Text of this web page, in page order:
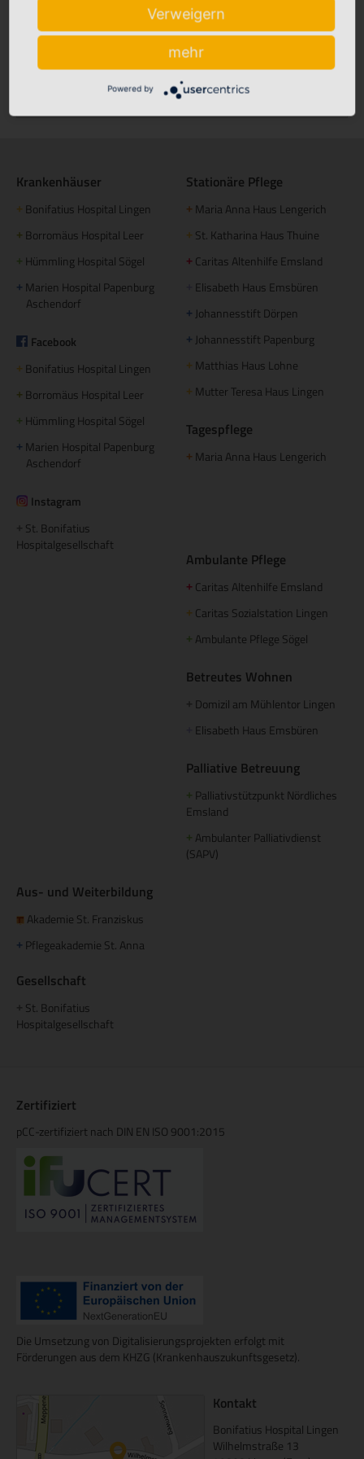
Babyalbum
Klinikfinder
Krankenhäuser
+ Bonifatius Hospital Lingen
+ Borromäus Hospital Leer
+ Hümmling Hospital Sögel
+ Marien Hospital Papenburg
Aschendorf
Facebook
+ Bonifatius Hospital Lingen
+ Borromäus Hospital Leer
+ Hümmling Hospital Sögel
+ Marien Hospital Papenburg
Aschendorf
Instagram
St. Bonifatius
Hospitalgesellschaft
Stationäre Pflege
+ Maria Anna Haus Lengerich
+ St. Katharina Haus Thuine
+ Caritas Altenhilfe Emsland
Elisabeth Haus Emsbüren
+ Johannesstift Dörpen
+ Johannesstift Papenburg
+ Matthias Haus Lohne
+ Mutter Teresa Haus Lingen
Tagespflege
+ Maria Anna Haus Lengerich
Ambulante Pflege
+ Caritas Altenhilfe Emsland
+ Caritas Sozialstation Lingen
+ Ambulante Pflege Sögel
Betreutes Wohnen
Domizil am Mühlentor Lingen
Elisabeth Haus Emsbüren
Palliative Betreuung
+ Palliativstützpunkt Nördliches
Emsland
+ Ambulanter Palliativdienst
(SAPV)
Aus- und Weiterbildung
Akademie St. Franziskus
+ Pflegeakademie St. Anna
Gesellschaft
St. Bonifatius
Hospitalgesellschaft
Zertifiziert
pCC-zertifiziert nach DIN EN ISO 9001:2015
Die Umsetzung von Digitalisierungsprojekten erfolgt mit
Förderungen aus dem KHZG (Krankenhauszukunftsgesetz).
Kontakt
Bonifatius Hospital Lingen
Wilhelmstraße 13
Verweigern
mehr
Powered by